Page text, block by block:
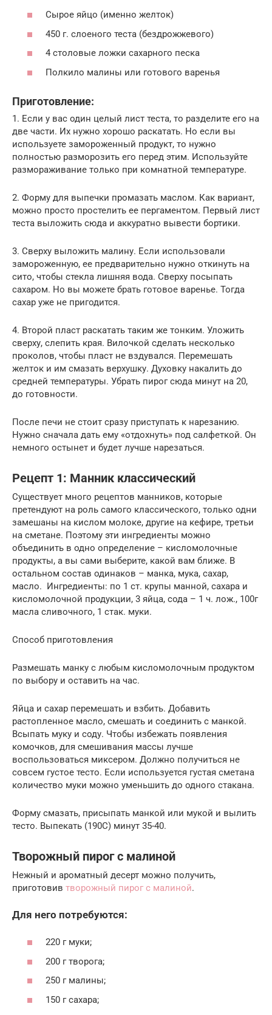
Сырое яйцо (именно желток)
450 г. слоеного теста (бездрожжевого)
4 столовые ложки сахарного песка
Полкило малины или готового варенья
Приготовление:
1. Если у вас один целый лист теста, то разделите его на
две части. Их нужно хорошо раскатать. Но если вы
используете замороженный продукт, то нужно
полностью разморозить его перед этим. Используйте
размораживание только при комнатной температуре.
2. Форму для выпечки промазать маслом. Как вариант,
можно просто простелить ее пергаментом. Первый лист
теста выложить сюда и аккуратно вывести бортики.
3. Сверху выложить малину. Если использовали
замороженную, ее предварительно нужно откинуть на
сито, чтобы стекла лишняя вода. Сверху посыпать
сахаром. Но вы можете брать готовое варенье. Тогда
сахар уже не пригодится.
4. Второй пласт раскатать таким же тонким. Уложить
сверху, слепить края. Вилочкой сделать несколько
проколов, чтобы пласт не вздувался. Перемешать
желток и им смазать верхушку. Духовку накалить до
средней температуры. Убрать пирог сюда минут на 20,
до готовности.
После печи не стоит сразу приступать к нарезанию.
Нужно сначала дать ему «отдохнуть» под салфеткой. Он
немного остынет и будет лучше нарезаться.
Рецепт 1: Манник классический
Существует много рецептов манников, которые
претендуют на роль самого классического, только одни
замешаны на кислом молоке, другие на кефире, третьи
на сметане. Поэтому эти ингредиенты можно
объединить в одно определение – кисломолочные
продукты, а вы сами выберите, какой вам ближе. В
остальном состав одинаков – манка, мука, сахар,
масло. Ингредиенты: по 1 ст. крупы манной, сахара и
кисломолочной продукции, 3 яйца, сода – 1 ч. лож., 100г
масла сливочного, 1 стак. муки.
Способ приготовления
Размешать манку с любым кисломолочным продуктом
по выбору и оставить на час.
Яйца и сахар перемешать и взбить. Добавить
растопленное масло, смешать и соединить с манкой.
Всыпать муку и соду. Чтобы избежать появления
комочков, для смешивания массы лучше
воспользоваться миксером. Должно получиться не
совсем густое тесто. Если используется густая сметана
количество муки можно уменьшить до одного стакана.
Форму смазать, присыпать манкой или мукой и вылить
тесто. Выпекать (190С) минут 35-40.
Творожный пирог с малиной
Нежный и ароматный десерт можно получить,
приготовив творожный пирог с малиной.
Для него потребуются:
220 г муки;
200 г творога;
250 г малины;
150 г сахара;